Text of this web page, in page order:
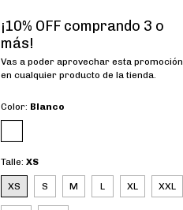
¡10% OFF comprando 3 o
más!
Vas a poder aprovechar esta promoción
en cualquier producto de la tienda.
Color: Blanco
Talle: XS
XS S M L XL XXL